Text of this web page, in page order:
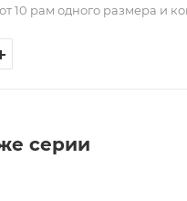
10 рам одного размера и
серии